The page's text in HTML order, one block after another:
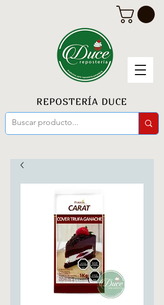
REPOSTERÍA DUCE